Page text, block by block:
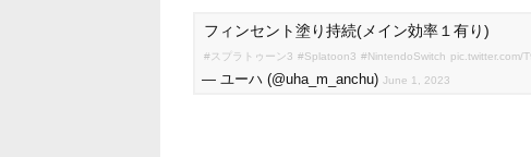
フィンセント塗り持続(メイン効率１有り)
#スプラトゥーン3 #Splatoon3 #NintendoSwitch pic.twitter.com/
— ユーハ (@uha_m_anchu) June 1, 2023